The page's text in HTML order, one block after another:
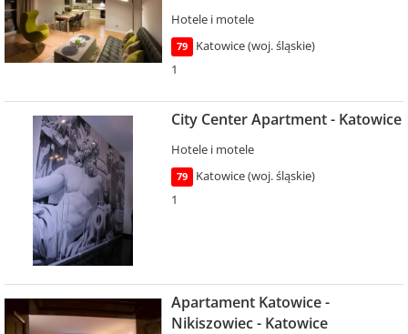
Hotele i motele
79
Katowice (woj. śląskie)
1
City Center Apartment - Katowice
Hotele i motele
79
Katowice (woj. śląskie)
1
Apartament Katowice -
Nikiszowiec - Katowice